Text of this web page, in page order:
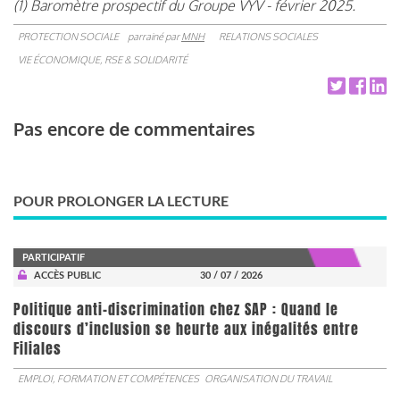
(1) Baromètre prospectif du Groupe VYV - février 2025.
PROTECTION SOCIALE parrainé parMNH
RELATIONS SOCIALES
VIE ÉCONOMIQUE, RSE & SOLIDARITÉ
Pas encore de commentaires
POUR PROLONGER LA LECTURE
PARTICIPATIF
ACCÈS PUBLIC
30 / 07 / 2026
Politique anti-discrimination chez SAP : Quand le
discours d’inclusion se heurte aux inégalités entre
Filiales
EMPLOI, FORMATION ET COMPÉTENCES ORGANISATION DU TRAVAIL